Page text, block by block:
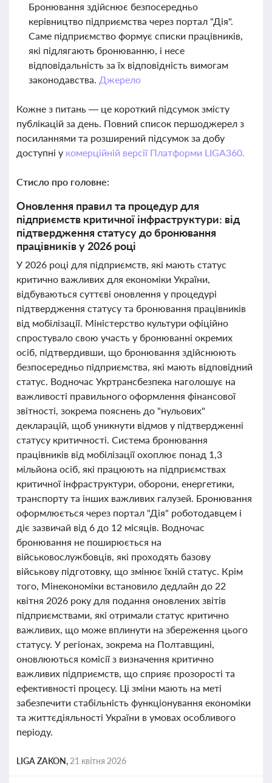
Бронювання здійснює безпосередньо
керівництво підприємства через портал "Дія".
Саме підприємство формує списки працівників,
які підлягають бронюванню, і несе
відповідальність за їх відповідність вимогам
законодавства. Джерело
Кожне з питань — це короткий підсумок змісту
публікацій за день. Повний список першоджерел з
посиланнями та розширений підсумок за добу
доступні у комерційній версії Платформи LIGA360.
Стисло про головне:
Оновлення правил та процедур для
підприємств критичної інфраструктури: від
підтвердження статусу до бронювання
працівників у 2026 році
У 2026 році для підприємств, які мають статус
критично важливих для економіки України,
відбуваються суттєві оновлення у процедурі
підтвердження статусу та бронювання працівників
від мобілізації. Міністерство культури офіційно
спростувало свою участь у бронюванні окремих
осіб, підтвердивши, що бронювання здійснюють
безпосередньо підприємства, які мають відповідний
статус. Водночас Укртрансбезпека наголошує на
важливості правильного оформлення фінансової
звітності, зокрема пояснень до "нульових"
декларацій, щоб уникнути відмов у підтвердженні
статусу критичності. Система бронювання
працівників від мобілізації охоплює понад 1,3
мільйона осіб, які працюють на підприємствах
критичної інфраструктури, оборони, енергетики,
транспорту та інших важливих галузей. Бронювання
оформлюється через портал "Дія" роботодавцем і
діє зазвичай від 6 до 12 місяців. Водночас
бронювання не поширюється на
військовослужбовців, які проходять базову
військову підготовку, що змінює їхній статус. Крім
того, Мінекономіки встановило дедлайн до 22
квітня 2026 року для подання оновлених звітів
підприємствами, які отримали статус критично
важливих, що може вплинути на збереження цього
статусу. У регіонах, зокрема на Полтавщині,
оновлюються комісії з визначення критично
важливих підприємств, що сприяє прозорості та
ефективності процесу. Ці зміни мають на меті
забезпечити стабільність функціонування економіки
та життєдіяльності України в умовах особливого
періоду.
LIGA ZAKON, 21 квітня 2026